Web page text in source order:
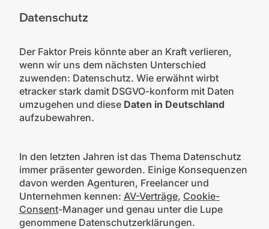
Datenschutz
Der Faktor Preis könnte aber an Kraft verlieren,
wenn wir uns dem nächsten Unterschied
zuwenden: Datenschutz. Wie erwähnt wirbt
etracker stark damit DSGVO-konform mit Daten
umzugehen und diese Daten in Deutschland
aufzubewahren.
In den letzten Jahren ist das Thema Datenschutz
immer präsenter geworden. Einige Konsequenzen
davon werden Agenturen, Freelancer und
Unternehmen kennen: AV-Verträge, Cookie-
Consent-Manager und genau unter die Lupe
genommene Datenschutzerklärungen.